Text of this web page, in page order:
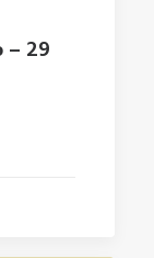
– 29